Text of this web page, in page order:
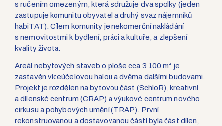
s ručením omezeným, která sdružuje dva spolky (jeden
zastupuje komunitu obyvatel a druhý svaz nájemníků
habiTAT). Cílem komunity je nekomerční nakládání
s nemovitostmi k bydlení, práci a kultuře, a zlepšení
kvality života.
Areál nebytových staveb o ploše cca 3 100 m² je
zastavěn víceúčelovou halou a dvěma dalšími budovami.
Projekt je rozdělen na bytovou část (SchloR), kreativní
a dílenské centrum (CRAP) a výukové centrum nového
cirkusu a pohybových umění (TRAP). První
rekonstruovanou a dostavovanou částí byla část dílen,